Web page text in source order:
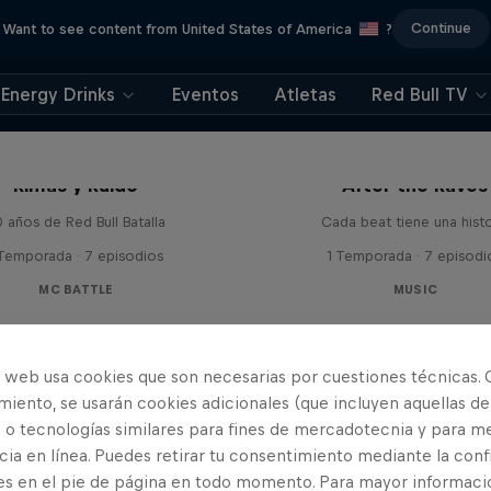
Want to see content from United States of America ? Continue
Energy Drinks Eventos Atletas Red Bull TV
Rimas y Ruido
años de Red Bull Batalla
· 7 episodios
MC BATTLE
After the Raves
Cada beat tiene una
1 Temporada · 7
MUSIC
web usa cookies que son necesarias por cuestiones técnicas.
se usarán cookies adicionales (que incluyen aquellas de
tecnologías similares para fines de mercadotecnia y para
en línea. Puedes retirar tu consentimiento mediante la
en el pie de página en todo momento. Para mayor